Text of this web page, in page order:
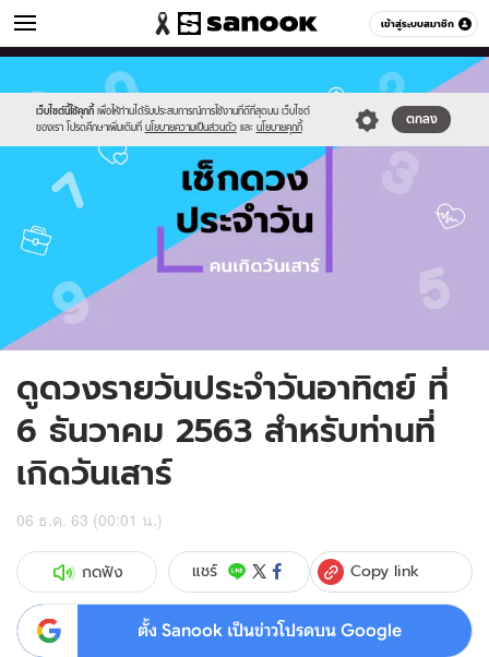
เข้าสู่ระบบสมาชิก
ดูดวง หมวดอื่นๆ
เว็บไซต์นี้ใช้คุกกี้ เพื่อให้ท่านได้รับประสบการณ์การใช้งานที่ดีที่สุดบน เว็บไซต์
ของเรา โปรดศึกษาเพิ่มเติมที่ นโยบายความเป็นส่วนตัว และ นโยบายคุกกี้
ตกลง
//s.isanook.com/sr/0/images/logo-
new-
sanook.png
//s.isanook.com/ho/0/ud/fxd/day/day-
7.png
ดูดวงรายวันประจำวันอาทิตย์ ที่
6 ธันวาคม 2563 สำหรับท่านที่
เกิดวันเสาร์
06 ธ.ค. 63 (00:01 น.)
กดฟัง แชร์ Copy link
ตั้ง Sanook เป็นข่าวโปรดบน Google